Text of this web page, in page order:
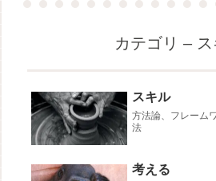
カテゴリ –
スキル
方法論、フレーム
法
考える